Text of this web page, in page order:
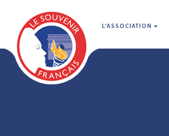
L'ASSOCIATION